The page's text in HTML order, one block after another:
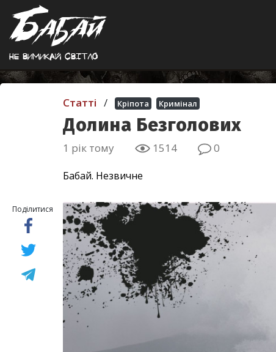
Не вимикай свiтло
Статті / Кріпота Кримінал
Долина Безголових
1 рік тому 1514 0
Бабай. Незвичне
Поділитися